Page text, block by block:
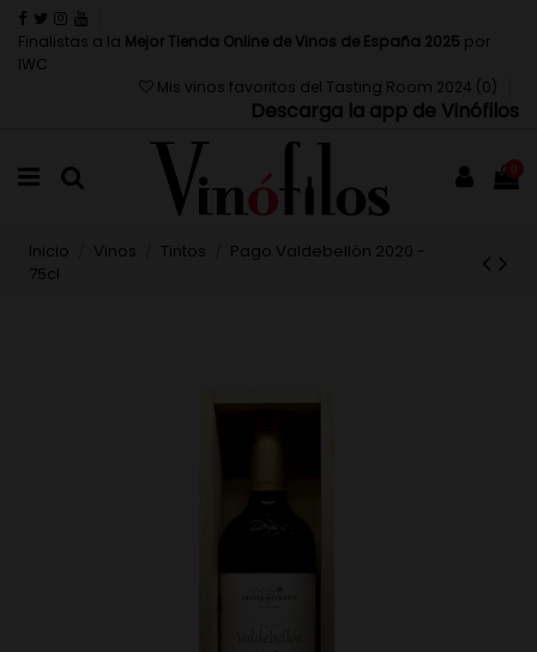
Finalistas a la Mejor Tienda Online de Vinos de España 2025 por
IWC
Mis vinos favoritos del Tasting Room 2024 (0 )
Descarga la app de Vinófilos
0
Inicio Vinos Tintos
Pago Valdebellón 2020 -
75cl